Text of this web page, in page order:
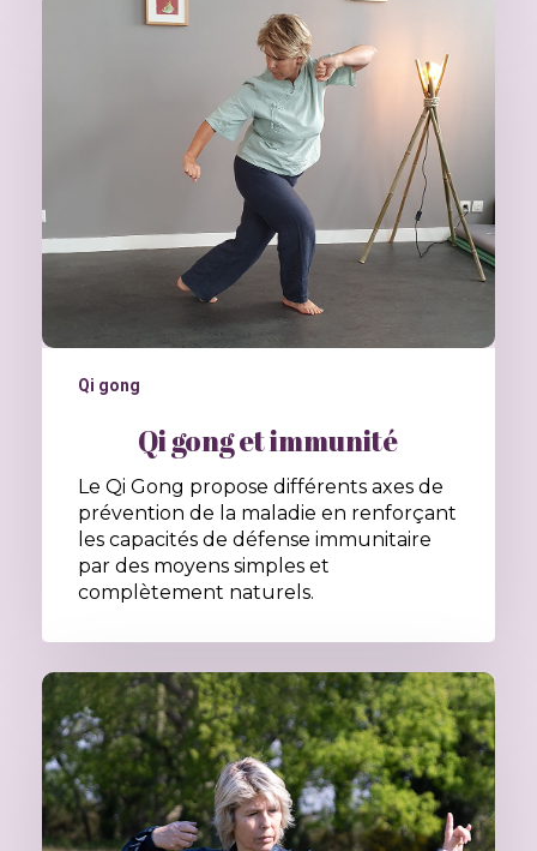
Qi gong
Qi gong et immunité
Le Qi Gong propose différents axes de
prévention de la maladie en renforçant
les capacités de défense immunitaire
par des moyens simples et
complètement naturels.